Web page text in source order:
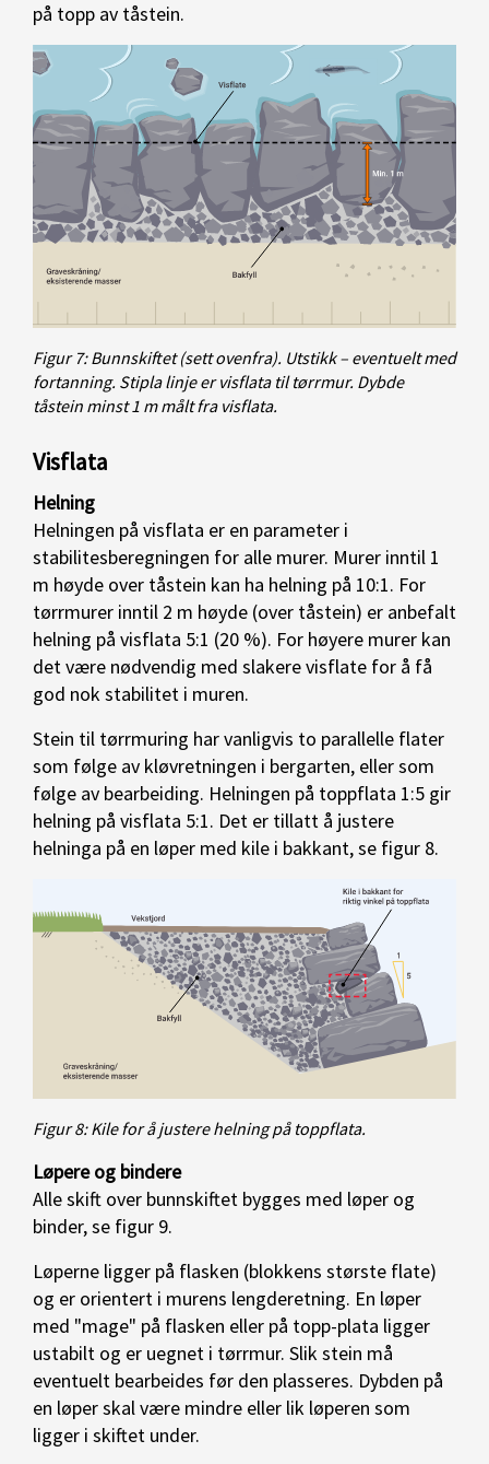
på topp av tåstein.
Figur 7: Bunnskiftet (sett ovenfra). Utstikk – eventuelt med
fortanning. Stipla linje er visflata til tørrmur. Dybde
tåstein minst 1 m målt fra visflata.
Visflata
Helning
Helningen på visflata er en parameter i
stabilitesberegningen for alle murer. Murer inntil 1
m høyde over tåstein kan ha helning på 10:1. For
tørrmurer inntil 2 m høyde (over tåstein) er anbefalt
helning på visflata 5:1 (20 %). For høyere murer kan
det være nødvendig med slakere visflate for å få
god nok stabilitet i muren.
Stein til tørrmuring har vanligvis to parallelle flater
som følge av kløvretningen i bergarten, eller som
følge av bearbeiding. Helningen på toppflata 1:5 gir
helning på visflata 5:1. Det er tillatt å justere
helninga på en løper med kile i bakkant, se figur 8.
Figur 8: Kile for å justere helning på toppflata.
Løpere og bindere
Alle skift over bunnskiftet bygges med løper og
binder, se figur 9.
Løperne ligger på flasken (blokkens største flate)
og er orientert i murens lengderetning. En løper
med "mage" på flasken eller på topp-plata ligger
ustabilt og er uegnet i tørrmur. Slik stein må
eventuelt bearbeides før den plasseres. Dybden på
en løper skal være mindre eller lik løperen som
ligger i skiftet under.